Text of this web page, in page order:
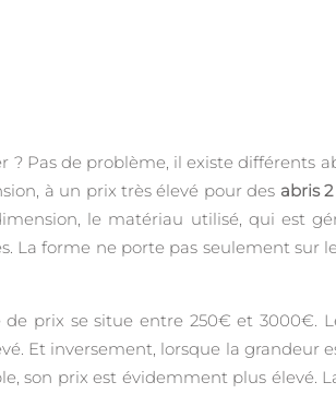
? Pas de problème, il existe différents
à un prix très élevé pour des abris
le matériau utilisé, qui est
La forme ne porte pas seulement sur
prix se situe entre 250€ et 3000€.
Et inversement, lorsque la grandeur
son prix est évidemment plus élevé.